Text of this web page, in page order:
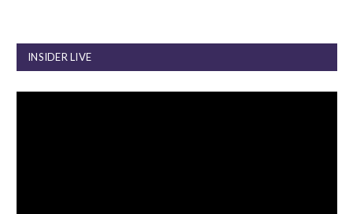
INSIDER LIVE